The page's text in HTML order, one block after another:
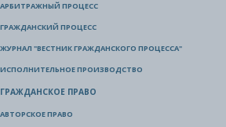
АРБИТРАЖНЫЙ ПРОЦЕСС
ГРАЖДАНСКИЙ ПРОЦЕСС
ЖУРНАЛ "ВЕСТНИК ГРАЖДАНСКОГО ПРОЦЕССА"
ИСПОЛНИТЕЛЬНОЕ ПРОИЗВОДСТВО
ГРАЖДАНСКОЕ ПРАВО
АВТОРСКОЕ ПРАВО